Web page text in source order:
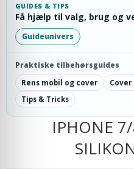
GUIDES & TIPS
Få hjælp til valg, brug og
Guideunivers
Praktiske tilbehørsguides
Rens mobil og cover
Tips & Tricks
IPHONE